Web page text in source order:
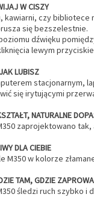
W CISZY
kawiarni, czy bibliotece
się bezszelestnie.
dźwięku
lewym
LUBISZ
stacjonarnym,
się irytującymi
NATURALNE
zaprojektowano
DLA CIEBIE
M350 w kolorze
TAM, GDZIE
śledzi ruch szybko i